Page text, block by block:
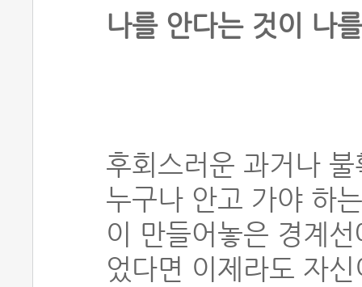
나를 안다는 것이 나
후회스러운 과거나
누구나 안고 가야 하
이 만들어놓은 경계
었다면 이제라도 자